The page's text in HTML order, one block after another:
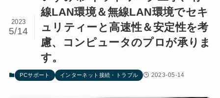
線LAN環境＆無線LAN環境でセキ
ュリティーと高速性＆安定性を考
慮、コンピュータのプロが承りま
す。
2023
5/14
PCサポート インターネット接続・トラブル 2023-05-14